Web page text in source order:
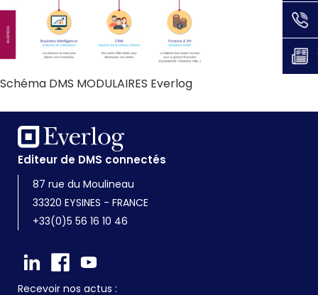
Schéma DMS MODULAIRES Everlog
Editeur de DMS connectés
87 rue du Moulineau
33320 EYSINES - FRANCE
+33(0)5 56 16 10 46
Recevoir nos actus :